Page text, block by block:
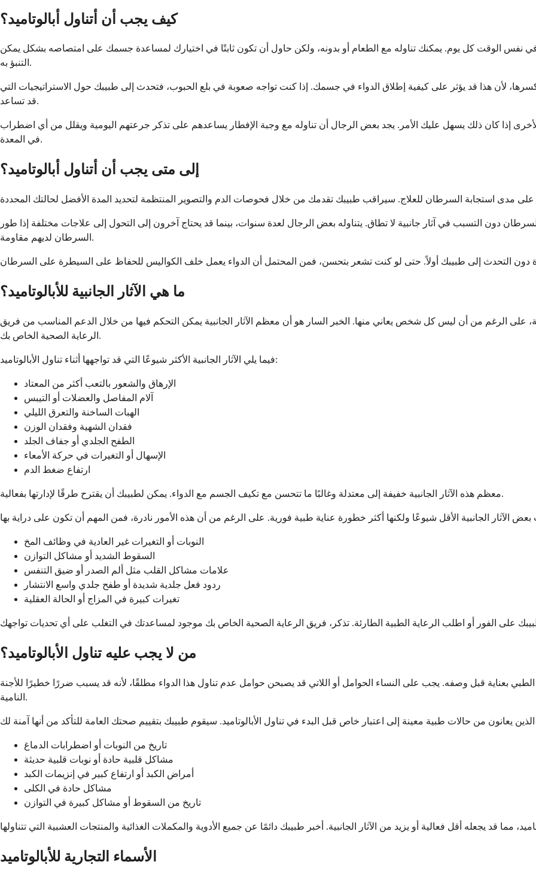
كيف يجب أن أتناول أبالوتاميد؟
في نفس الوقت كل يوم. يمكنك تناوله مع الطعام أو بدونه، ولكن حاول أن تكون ثابتًا في اختيارك لمساعدة جسمك على امتصاصه بشكل يمكن
التنبؤ به.
لأن هذا قد يؤثر على كيفية إطلاق الدواء في جسمك. إذا كنت تواجه صعوبة في بلع الحبوب، فتحدث إلى طبيبك حول الاستراتيجيات التي
قد تساعد.
الأخرى إذا كان ذلك يسهل عليك الأمر. يجد بعض الرجال أن تناوله مع وجبة الإفطار يساعدهم على تذكر جرعتهم اليومية ويقلل من أي اضطراب
في المعدة.
إلى متى يجب أن أتناول أبالوتاميد؟
دون التسبب في آثار جانبية لا تطاق. يتناوله بعض الرجال لعدة سنوات، بينما قد يحتاج آخرون إلى التحول إلى علاجات مختلفة إذا طور
السرطان لديهم مقاومة.
ما هي الآثار الجانبية للأبالوتاميد؟
على الرغم من أن ليس كل شخص يعاني منها. الخبر السار هو أن معظم الآثار الجانبية يمكن التحكم فيها من خلال الدعم المناسب من فريق
الرعاية الصحية الخاص بك.
فيما يلي الآثار الجانبية الأكثر شيوعًا التي قد تواجهها أثناء تناول الأبالوتاميد:
الإرهاق والشعور بالتعب أكثر من المعتاد
آلام المفاصل والعضلات أو التيبس
الهبات الساخنة والتعرق الليلي
فقدان الشهية وفقدان الوزن
الطفح الجلدي أو جفاف الجلد
الإسهال أو التغيرات في حركة الأمعاء
ارتفاع ضغط الدم
معظم هذه الآثار الجانبية خفيفة إلى معتدلة وغالبًا ما تتحسن مع تكيف الجسم مع الدواء. يمكن لطبيبك أن يقترح طرقًا لإدارتها بفعالية.
النوبات أو التغيرات غير العادية في وظائف المخ
السقوط الشديد أو مشاكل التوازن
علامات مشاكل القلب مثل ألم الصدر أو ضيق التنفس
ردود فعل جلدية شديدة أو طفح جلدي واسع الانتشار
تغيرات كبيرة في المزاج أو الحالة العقلية
من لا يجب عليه تناول الأبالوتاميد؟
الطبي بعناية قبل وصفه. يجب على النساء الحوامل أو اللاتي قد يصبحن حوامل عدم تناول هذا الدواء مطلقًا، لأنه قد يسبب ضررًا خطيرًا للأجنة
النامية.
تاريخ من النوبات أو اضطرابات الدماغ
مشاكل قلبية حادة أو نوبات قلبية حديثة
أمراض الكبد أو ارتفاع كبير في إنزيمات الكبد
مشاكل حادة في الكلى
تاريخ من السقوط أو مشاكل كبيرة في التوازن
الأسماء التجارية للأبالوتاميد